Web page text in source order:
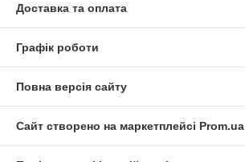
Доставка та оплата
Графік роботи
Повна версія сайту
Сайт створено на маркетплейсі Prom.ua